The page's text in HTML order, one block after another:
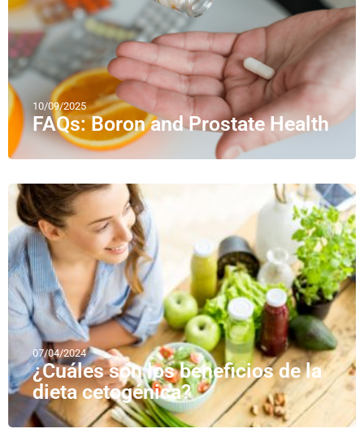
10/09/2025
FAQs: Boron and Prostate Health
07/04/2024
¿Cuáles son los beneficios de la
dieta cetogénica?